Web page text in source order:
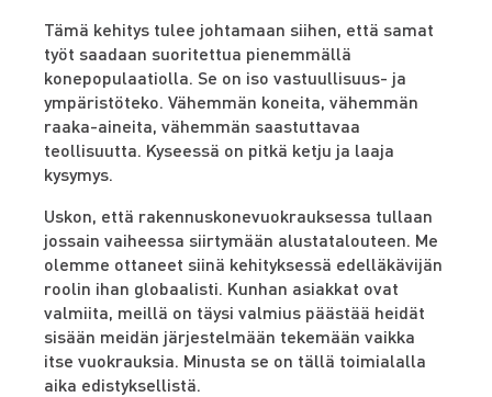
Tämä kehitys tulee johtamaan siihen, että samat
työt saadaan suoritettua pienemmällä
konepopulaatiolla. Se on iso vastuullisuus- ja
ympäristöteko. Vähemmän koneita, vähemmän
raaka-aineita, vähemmän saastuttavaa
teollisuutta. Kyseessä on pitkä ketju ja laaja
kysymys.
Uskon, että rakennuskonevuokrauksessa tullaan
jossain vaiheessa siirtymään alustatalouteen. Me
olemme ottaneet siinä kehityksessä edelläkävijän
roolin ihan globaalisti. Kunhan asiakkat ovat
valmiita, meillä on täysi valmius päästää heidät
sisään meidän järjestelmään tekemään vaikka
itse vuokrauksia. Minusta se on tällä toimialalla
aika edistyksellistä.